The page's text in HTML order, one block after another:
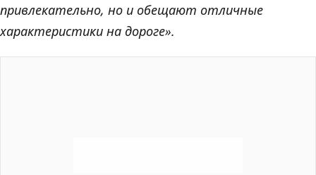
привлекательно, но и обещают отличные
характеристики на дороге».